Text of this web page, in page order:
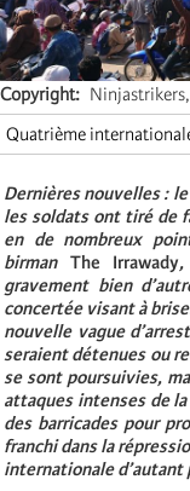
Copyright
Quatrième
Dernières nouvelles :
les soldats ont tiré de
en de nombreux
birman
The Irrawady,
gravement bien
concertée visant à
nouvelle vague
seraient détenues ou
se sont poursuivies,
attaques intenses de
des barricades pour
franchi dans la
internationale d’autant